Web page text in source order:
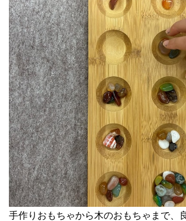
手作りおもちゃから木のおもちゃまで、